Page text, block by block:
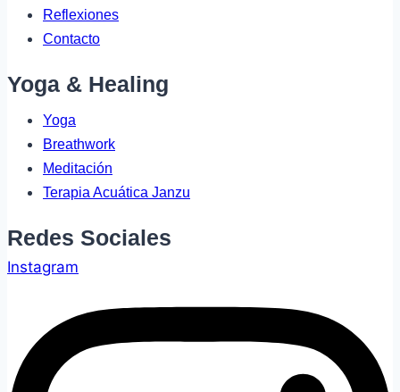
Reflexiones
Contacto
Yoga & Healing
Yoga
Breathwork
Meditación
Terapia Acuática Janzu
Redes Sociales
Instagram